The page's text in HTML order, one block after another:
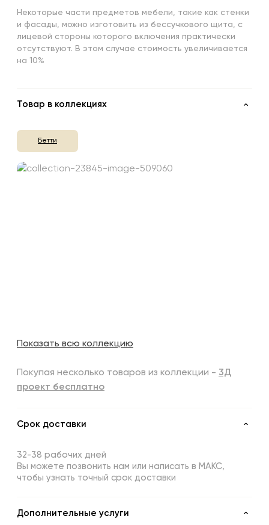
Некоторые части предметов мебели, такие как стенки
и фасады, можно изготовить из бессучкового щита, с
лицевой стороны которого включения практически
отсутствуют. В этом случае стоимость увеличивается
на 10%
Товар в коллекциях
Бетти
Показать всю коллекцию
Покупая несколько товаров из коллекции - 3Д
проект бесплатно
Срок доставки
32-38 рабочих дней
Вы можете позвонить нам или написать в МАКС,
чтобы узнать точный срок доставки
Дополнительные услуги